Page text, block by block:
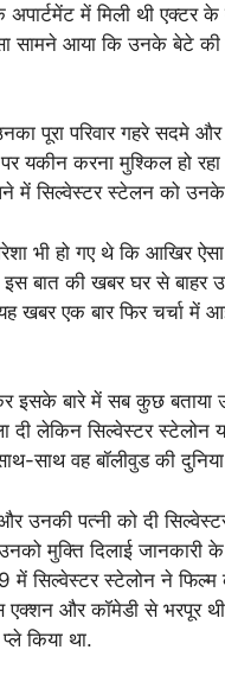
अपार्टमेंट में मिली थी
सामने आया कि उनके बेटे
पूरा परिवार गहरे सदमे
यकीन करना मुश्किल हो
में सिल्वेस्टर स्टेलन को उनके
भी हो गए थे कि आखिर
बात की खबर घर से बाहर
एक बार फिर चर्चा में
कर इसके बारे में सब कुछ
लेकिन सिल्वेस्टर
साथ वह बॉलीवुड की
और उनकी पत्नी को दी
मुक्ति दिलाई जानकारी
सिल्वेस्टर स्टेलोन ने
एक्शन और कॉमेडी से भरपूर
किया था.